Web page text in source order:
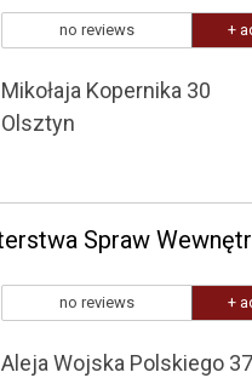
no reviews +
Mikołaja Kopernika 30
Olsztyn
no reviews +
Aleja Wojska Polskiego 37